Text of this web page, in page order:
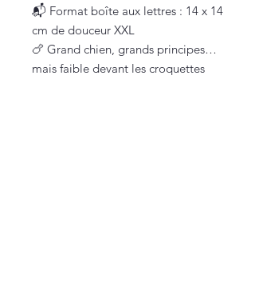
📬 Format boîte aux lettres : 14 x 14
cm de douceur XXL
🍗 Grand chien, grands principes…
mais faible devant les croquettes